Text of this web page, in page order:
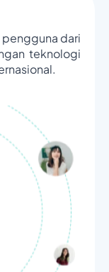
dari
teknologi